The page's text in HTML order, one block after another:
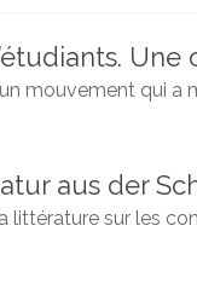
mouvement qui a
aus der
littérature sur les